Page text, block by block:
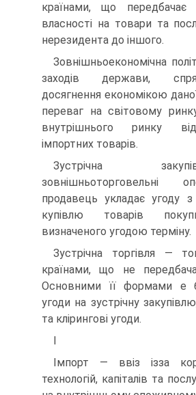
країнами, що передбачає
власності на товари та
нерезидента до іншого.
Зовнішньоекономічна
заходів держави,
досягнення економікою
переваг на світовому
внутрішнього ринку
імпортних товарів.
Зустрічна
зовнішньоторговельні
продавець укладає угоду
купівлю товарів
визначеного угодою терміну.
Зустрічна торгівля —
країнами, що не
Основними її формами е
угоди на зустрічну
та клірингові угоди.
І
Імпорт — ввіз ізза
технологій, капіталів та